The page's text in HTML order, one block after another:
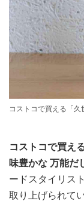
コストコで買える「久
コストコで買え
味豊かな 万能だ
ードスタイリス
取り上げられて